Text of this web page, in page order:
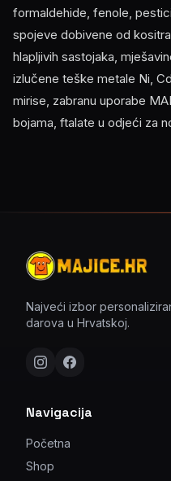
formaldehide, fenole,
spojeve dobivene od
hlapljivih sastojaka,
izlučene teške metale Ni,
mirise, zabranu uporabe
bojama, ftalate u odjeći za
Najveći izbor
darova u Hrvatskoj.
Navigacija
Početna
Shop